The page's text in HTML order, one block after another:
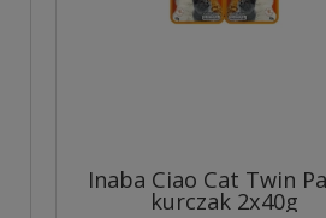
Inaba Ciao Cat Twin
kurczak 2x40g